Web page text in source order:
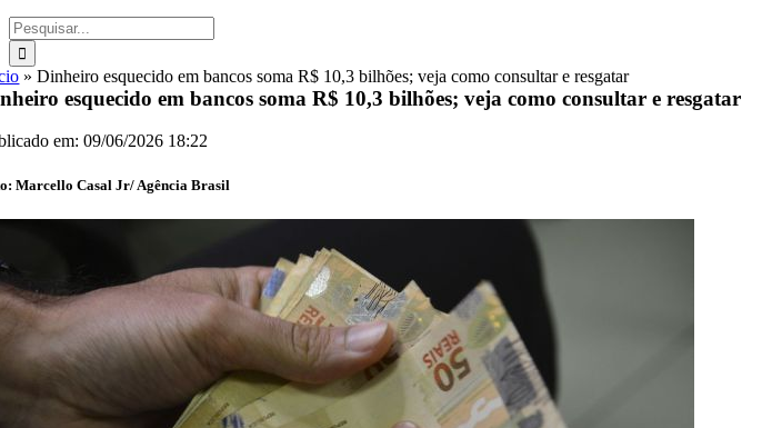
Buscar
resultados
para:
»Dinheiro esquecido em bancos soma R$ 10,3 bilhões; veja como consultar e resgatar
esquecido em bancos soma R$ 10,3 bilhões; veja como consultar e resgatar
em: 09/06/2026 18:22
Marcello Casal Jr/ Agência Brasil